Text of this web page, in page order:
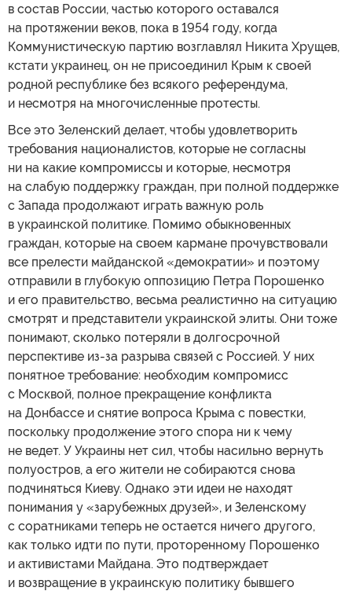
в состав России, частью которого оставался
на протяжении веков, пока в 1954 году, когда
Коммунистическую партию возглавлял Никита Хрущев,
кстати украинец, он не присоединил Крым к своей
родной республике без всякого референдума,
и несмотря на многочисленные протесты.
Все это Зеленский делает, чтобы удовлетворить
требования националистов, которые не согласны
ни на какие компромиссы и которые, несмотря
на слабую поддержку граждан, при полной поддержке
с Запада продолжают играть важную роль
в украинской политике. Помимо обыкновенных
граждан, которые на своем кармане прочувствовали
все прелести майданской «демократии» и поэтому
отправили в глубокую оппозицию Петра Порошенко
и его правительство, весьма реалистично на ситуацию
смотрят и представители украинской элиты. Они тоже
понимают, сколько потеряли в долгосрочной
перспективе из-за разрыва связей с Россией. У них
понятное требование: необходим компромисс
с Москвой, полное прекращение конфликта
на Донбассе и снятие вопроса Крыма с повестки,
поскольку продолжение этого спора ни к чему
не ведет. У Украины нет сил, чтобы насильно вернуть
полуостров, а его жители не собираются снова
подчиняться Киеву. Однако эти идеи не находят
понимания у «зарубежных друзей», и Зеленскому
с соратниками теперь не остается ничего другого,
как только идти по пути, проторенному Порошенко
и активистами Майдана. Это подтверждает
и возвращение в украинскую политику бывшего